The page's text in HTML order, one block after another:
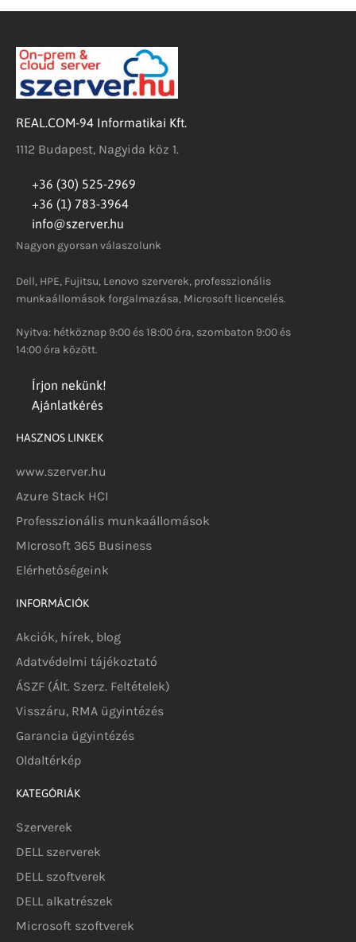
REAL.COM-94 Informatikai Kft.
1112 Budapest, Nagyida köz 1.
+36 (30) 525-2969
+36 (1) 783-3964
info@szerver.hu
Nagyon gyorsan válaszolunk
Dell, HPE, Fujitsu, Lenovo szerverek, professzionális
munkaállomások forgalmazása, Microsoft licencelés.
Nyitva: hétköznap 9:00 és 18:00 óra, szombaton 9:00 és
14:00 óra között.
Írjon nekünk!
Ajánlatkérés
HASZNOS LINKEK
www.szerver.hu
Azure Stack HCI
Professzionális munkaállomások
MIcrosoft 365 Business
Elérhetőségeink
INFORMÁCIÓK
Akciók, hírek, blog
Adatvédelmi tájékoztató
ÁSZF (Ált. Szerz. Feltételek)
Visszáru, RMA ügyintézés
Garancia ügyintézés
Oldaltérkép
KATEGÓRIÁK
Szerverek
DELL szerverek
DELL szoftverek
DELL alkatrészek
Microsoft szoftverek